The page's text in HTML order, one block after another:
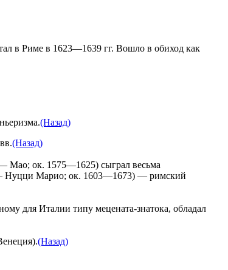
в Риме в 1623—1639 гг. Вошло в обиход как
(Назад)
(Назад)
Мао; ок. 1575—1625) сыграл весьма
— Нуцци Марио; ок. 1603—1673) — римский
для Италии типу мецената-знатока, обладал
(Назад)